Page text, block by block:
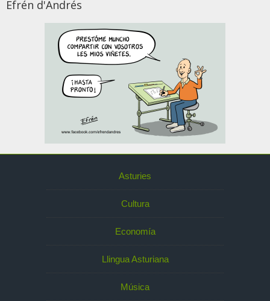
Efrén d'Andrés
Asturies
Cultura
Economía
Llingua Asturiana
Música